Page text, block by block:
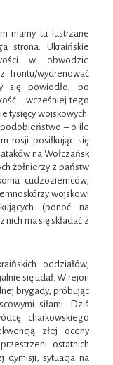
mamy tu lustrzane
strona. Ukraińskie
w obwodzie
frontu/wydrenować
się powiodło, bo
– wcześniej tego
tysięcy wojskowych.
– o ile
rosji posiłkując się
na Wołczańsk
żołnierzy z państw
cudzoziemców,
wojskowi
(ponoć na
ma się składać z
oddziałów,
się udał. W rejon
brygady, próbując
siłami. Dziś
charkowskiego
złej oceny
ostatnich
dymisji, sytuacja na